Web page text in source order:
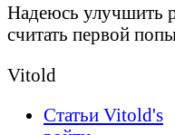
Надеюсь улучшить
считать первой
Vitold
Статьи Vitold's